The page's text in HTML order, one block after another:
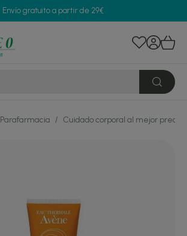
Envío gratuito a partir de 29€
Parafarmacia / Cuidado corporal al mejor precio